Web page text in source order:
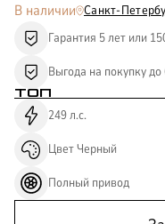
В наличии Санкт-
Гарантия 5 лет или
Выгода на покупку
ТОП
249л.с.
ЦветЧерный
Полный привод